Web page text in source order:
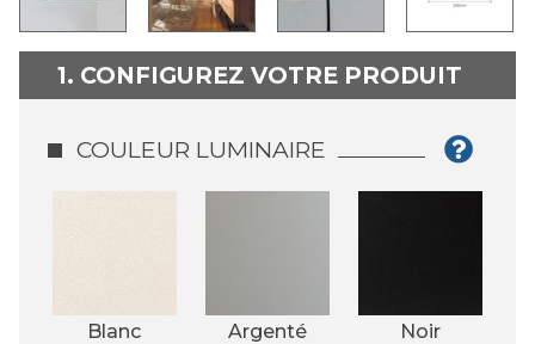
1. CONFIGUREZ VOTRE PRODUIT
COULEUR LUMINAIRE
Blanc Argenté Noir